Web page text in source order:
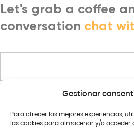
Gestionar
Para ofrecer las mejores experiencias,
las cookies para almacenar y/o acceder
Let's grab a coffee
conversation chat